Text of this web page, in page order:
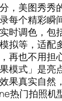
，美图秀秀
每个精彩瞬
时调色，包
拟等，适配
再也不用担
模式」是亮
果真实自然
热门拍照机